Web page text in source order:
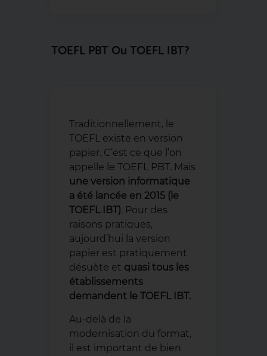
TOEFL PBT Ou TOEFL IBT ?
Traditionnellement, le
TOEFL existe en version
papier. C’est ce que l’on
appelle le TOEFL PBT. Mais
une version informatique
a été lancée en 2015 (le
TOEFL IBT). Pour des
raisons pratiques,
aujourd’hui la version
papier est pratiquement
désuète et quasi tous les
établissements
demandent le TOEFL IBT.
Au-delà de la
modernisation du format,
il est important de bien